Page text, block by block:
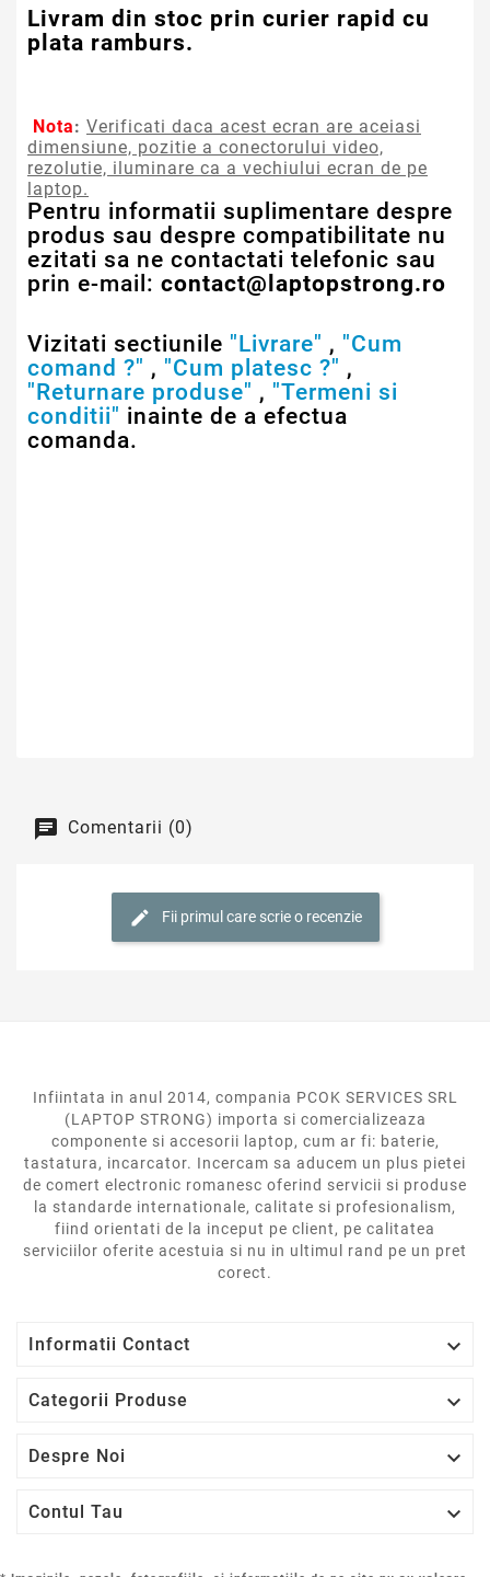
Livram din stoc prin curier rapid cu
plata ramburs.
Nota: Verificati daca acest ecran are aceiasi
dimensiune, pozitie a conectorului video,
rezolutie, iluminare ca a vechiului ecran de pe
laptop.
Pentru informatii suplimentare despre
produs sau despre compatibilitate nu
ezitati sa ne contactati telefonic sau
prin e-mail: contact@laptopstrong.ro
Vizitati sectiunile "Livrare" , "Cum
comand ?" , "Cum platesc ?" ,
"Returnare produse" , "Termeni si
conditii" inainte de a efectua
comanda.
Comentarii (0)
Fii primul care scrie o recenzie
Infiintata in anul 2014, compania PCOK SERVICES SRL
(LAPTOP STRONG) importa si comercializeaza
componente si accesorii laptop, cum ar fi: baterie,
tastatura, incarcator. Incercam sa aducem un plus pietei
de comert electronic romanesc oferind servicii si produse
la standarde internationale, calitate si profesionalism,
fiind orientati de la inceput pe client, pe calitatea
serviciilor oferite acestuia si nu in ultimul rand pe un pret
corect.
Informatii Contact 
Categorii Produse 
Despre Noi 
Contul Tau 